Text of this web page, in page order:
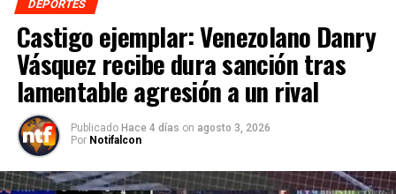
DEPORTES
Castigo ejemplar: Venezolano Danry
Vásquez recibe dura sanción tras
lamentable agresión a un rival
Publicado Hace 4 días on agosto 3, 2026
Por Notifalcon